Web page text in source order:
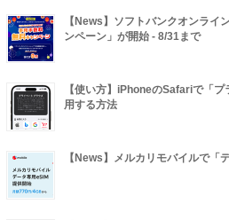
【News】ソフトバンクオンライ
ンペーン」が開始 - 8/31まで
【使い方】iPhoneのSafariで「
用する方法
【News】メルカリモバイルで「